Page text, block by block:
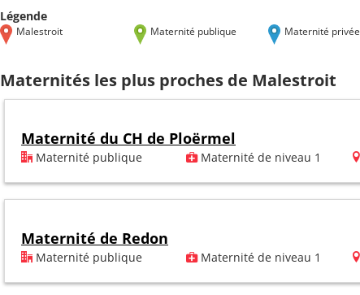
Légende
Malestroit Maternité publique Maternité privée
Maternités les plus proches de Malestroit
Maternité du CH de Ploërmel
Maternité publique Maternité de niveau 1
Maternité de Redon
Maternité publique Maternité de niveau 1